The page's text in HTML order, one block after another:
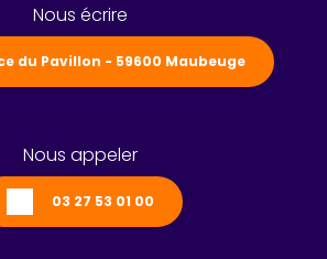
Nous écrire
du Pavillon - 59600 Maubeuge
Nous appeler
03 27 53 01 00